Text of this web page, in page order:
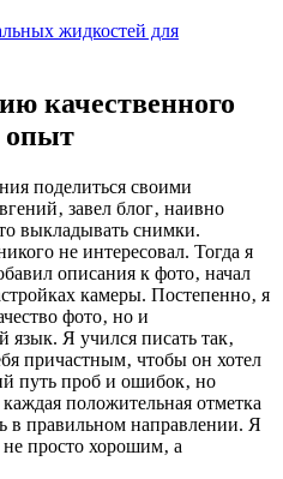
качественного
опыт
поделиться своими
завел блог‚ наивно
выкладывать снимки.
не интересовал. Тогда я
описания к фото‚ начал
камеры. Постепенно‚ я
фото‚ но и
язык. Я учился писать так‚
причастным‚ чтобы он хотел
путь проб и ошибок‚ но
положительная отметка
в правильном направлении. Я
просто хорошим‚ а